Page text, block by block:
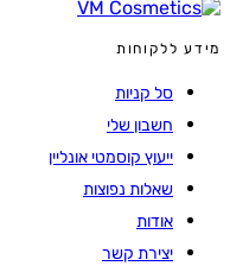
ללקוחות
סל קניות
חשבון שלי
ייעוץ קוסמטי אונליין
שאלות נפוצות
אודות
יצירת קשר